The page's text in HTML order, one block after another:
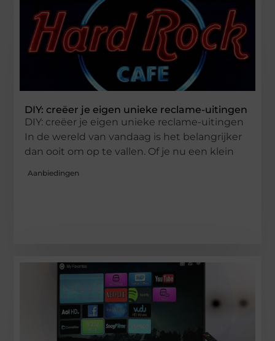
DIY: creëer je eigen unieke reclame-uitingen
DIY: creëer je eigen unieke reclame-uitingen
In de wereld van vandaag is het belangrijker
dan ooit om op te vallen. Of je nu een klein
Aanbiedingen